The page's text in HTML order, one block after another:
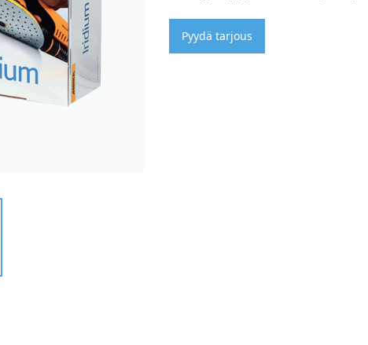
Pyydä tarjous